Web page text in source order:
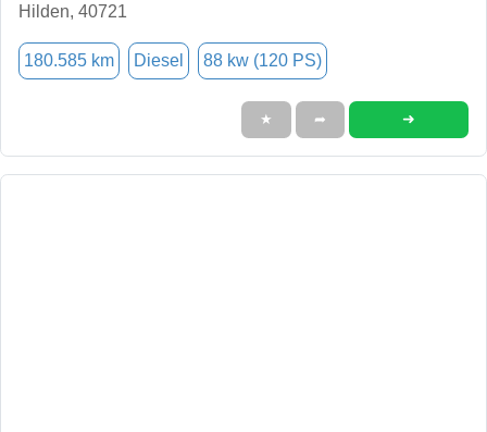
Hilden, 40721
180.585 km Diesel 88 kw (120 PS)
★ ➦ ➜